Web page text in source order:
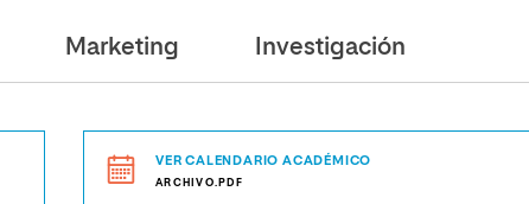
Marketing Investigación
VER CALENDARIO ACADÉMICO
ARCHIVO.PDF